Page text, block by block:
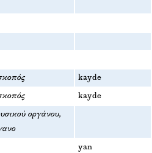
kayde
kayde
οργάνου,
yan